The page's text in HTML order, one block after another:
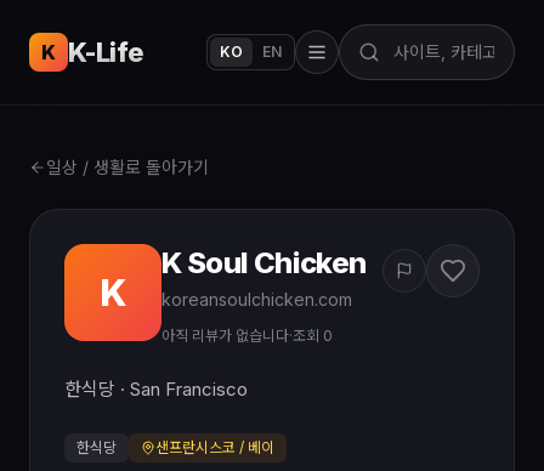
K K-Life KO EN
일상 / 생활로 돌아가기
K
K Soul Chicken
koreansoulchicken.com
아직 리뷰가 없습니다·조회 0
한식당 · San Francisco
한식당 샌프란시스코 / 베이